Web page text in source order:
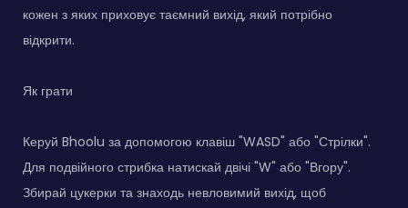
кожен з яких приховує таємний вихід, який потрібно
відкрити.
Як грати
Керуй Bhoolu за допомогою клавіш "WASD" або "Стрілки".
Для подвійного стрибка натискай двічі "W" або "Вгору".
Збирай цукерки та знаходь невловимий вихід, щоб